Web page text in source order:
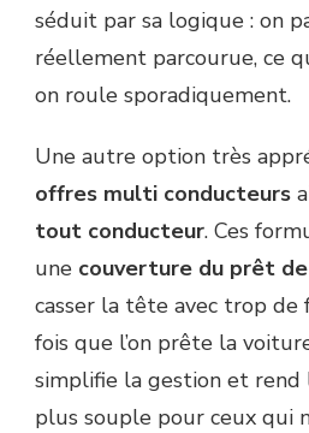
séduit par sa logique : on
réellement parcourue, ce
on roule sporadiquement.
Une autre option très
offres multi conducteurs
tout conducteur. Ces
une couverture du prêt
casser la tête avec trop de
fois que l’on prête la
simplifie la gestion et rend
plus souple pour ceux qui